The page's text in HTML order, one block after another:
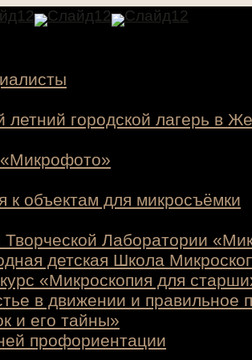
городской лагерь в
к объектам для микросъёмки
Лаборатории
детская Школа
«Микроскопия для
в движении и правильное
и его тайны»
профориентации